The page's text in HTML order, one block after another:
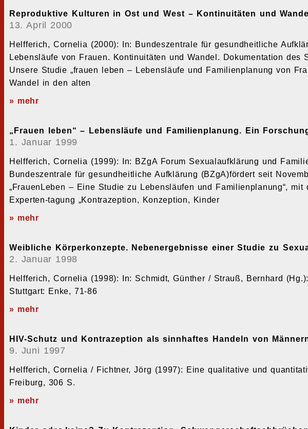
Reproduktive Kulturen in Ost und West – Kontinuitäten und Wandel
13. April 2000
Helfferich, Cornelia (2000): In: Bundeszentrale für gesundheitli­che
Lebensläufe von Frauen. Kontinuitäten und Wandel. Dokumentation des
Unsere Studie „frauen leben – Lebensläufe und Familienplanung von
Wandel in den alten
» mehr
„Frauen leben“ – Lebensläufe und Familienplanung. Ein
1. Januar 1999
Helfferich, Cornelia (1999): In: BZgA Forum Sexualaufklärung und
Bundeszentrale für gesundheitliche Aufklärung (BZgA)fördert seit
„FrauenLeben – Eine Studie zu Lebensläufen und Familienplanung“,
Experten-tagung „Kontrazeption, Konzeption, Kinder
» mehr
Weibliche Körperkonzepte. Nebenergebnisse einer Studie zu
2. Januar 1998
Helfferich, Cornelia (1998): In: Schmidt, Günther / Strauß, Bernhard
Stuttgart: Enke, 71-86
» mehr
HIV-Schutz und Kontrazeption als sinnhaftes Handeln von
9. Juni 1997
Helfferich, Cornelia / Fichtner, Jörg (1997): Eine qualitative und
Freiburg, 306 S.
» mehr